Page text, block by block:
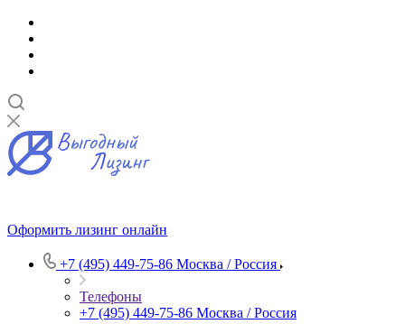
Оформить лизинг онлайн
+7 (495) 449-75-86 Москва / Россия
Телефоны
+7 (495) 449-75-86 Москва / Россия